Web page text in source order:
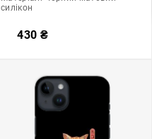
силікон
430 ₴